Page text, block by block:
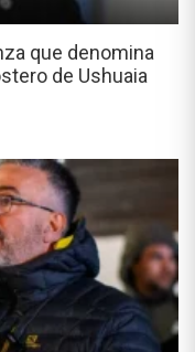
que denomina
de Ushuaia